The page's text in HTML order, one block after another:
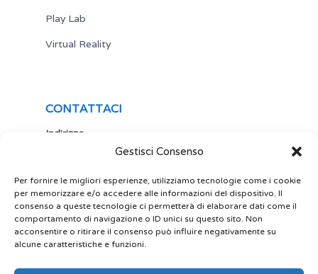
Gestisci Consenso
Per fornire le migliori esperienze, utilizziamo tecnologie come i cookie
per memorizzare e/o accedere alle informazioni del dispositivo. Il
consenso a queste tecnologie ci permetterà di elaborare dati come il
comportamento di navigazione o ID unici su questo sito. Non
acconsentire o ritirare il consenso può influire negativamente su
alcune caratteristiche e funzioni.
Play Lab
Virtual Reality
CONTATTACI
Indirizzo
Via Antonio Gramsci,19
Italia
Telefono
+ 39 030 5356434
Email
site@play-lab.it